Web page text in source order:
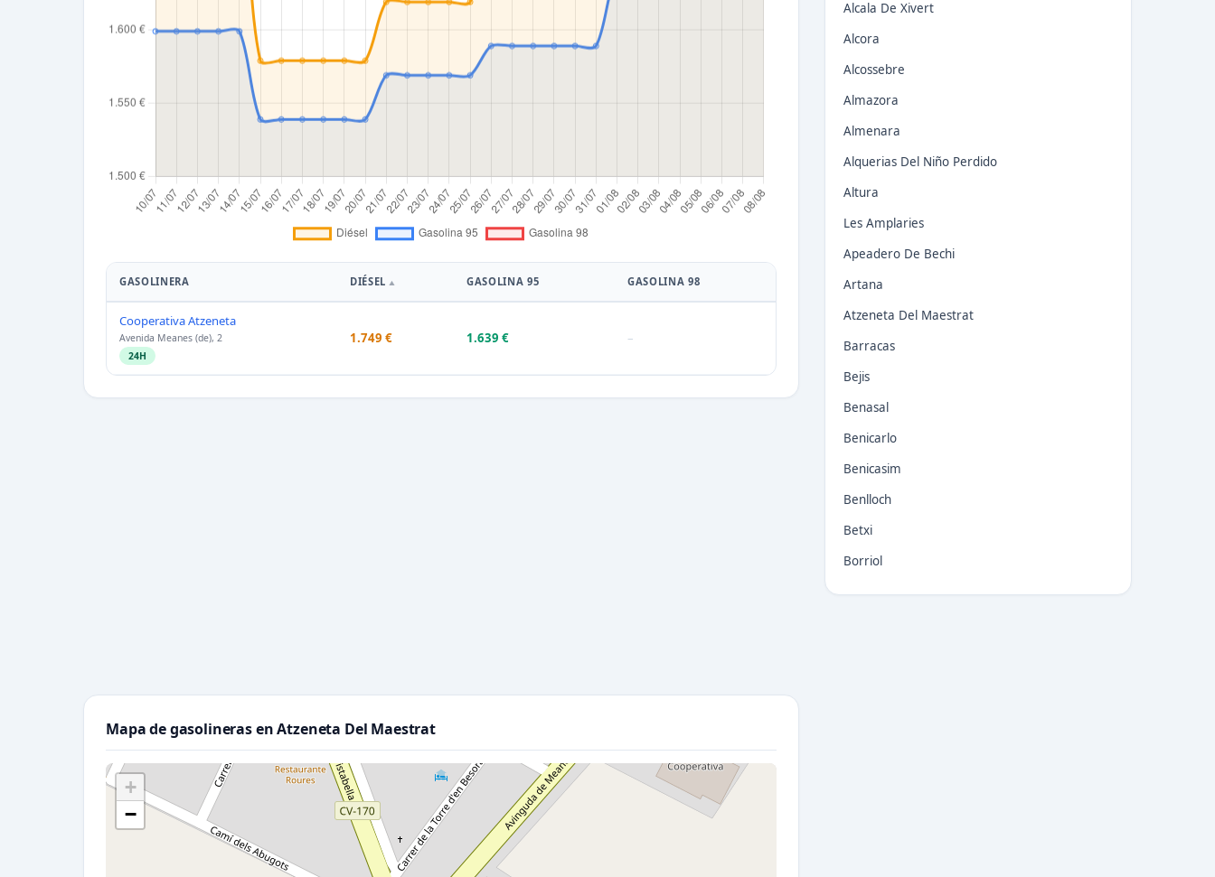
GASOLINERA DIÉSEL GASOLINA 95 GASOLINA 98
Cooperativa Atzeneta
Avenida Meanes (de), 2
24H
1.749 € 1.639 € –
Mapa de gasolineras en Atzeneta Del Maestrat
+
−
Alcala De Xivert
Alcora
Alcossebre
Almazora
Almenara
Alquerias Del Niño Perdido
Altura
Les Amplaries
Apeadero De Bechi
Artana
Atzeneta Del Maestrat
Barracas
Bejis
Benasal
Benicarlo
Benicasim
Benlloch
Betxi
Borriol